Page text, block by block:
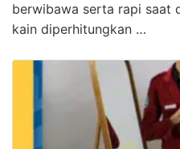
berwibawa serta rapi saat
kain diperhitungkan …